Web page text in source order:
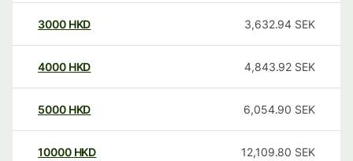
3000 HKD 3,632.94 SEK
4000 HKD 4,843.92 SEK
5000 HKD 6,054.90 SEK
10000 HKD 12,109.80 SEK